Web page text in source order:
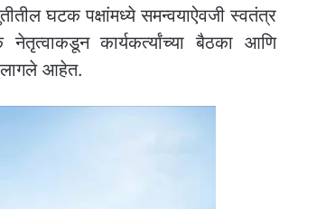
घटक पक्षांमध्ये समन्वयाऐवजी स्वतंत्र
कार्यकर्त्यांच्या बैठका आणि
लागले आहेत.